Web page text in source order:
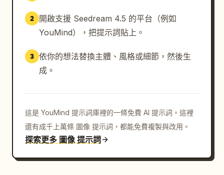
2
開啟支援 Seedream 4.5 的平台（例如
YouMind），把提示詞貼上。
3 依你的想法替換主體、風格或細節，然後生
成。
這是 YouMind 提示詞庫裡的一條免費 AI 提示詞。這裡
還有成千上萬條 圖像 提示詞，都能免費複製與改用。
探索更多 圖像 提示詞